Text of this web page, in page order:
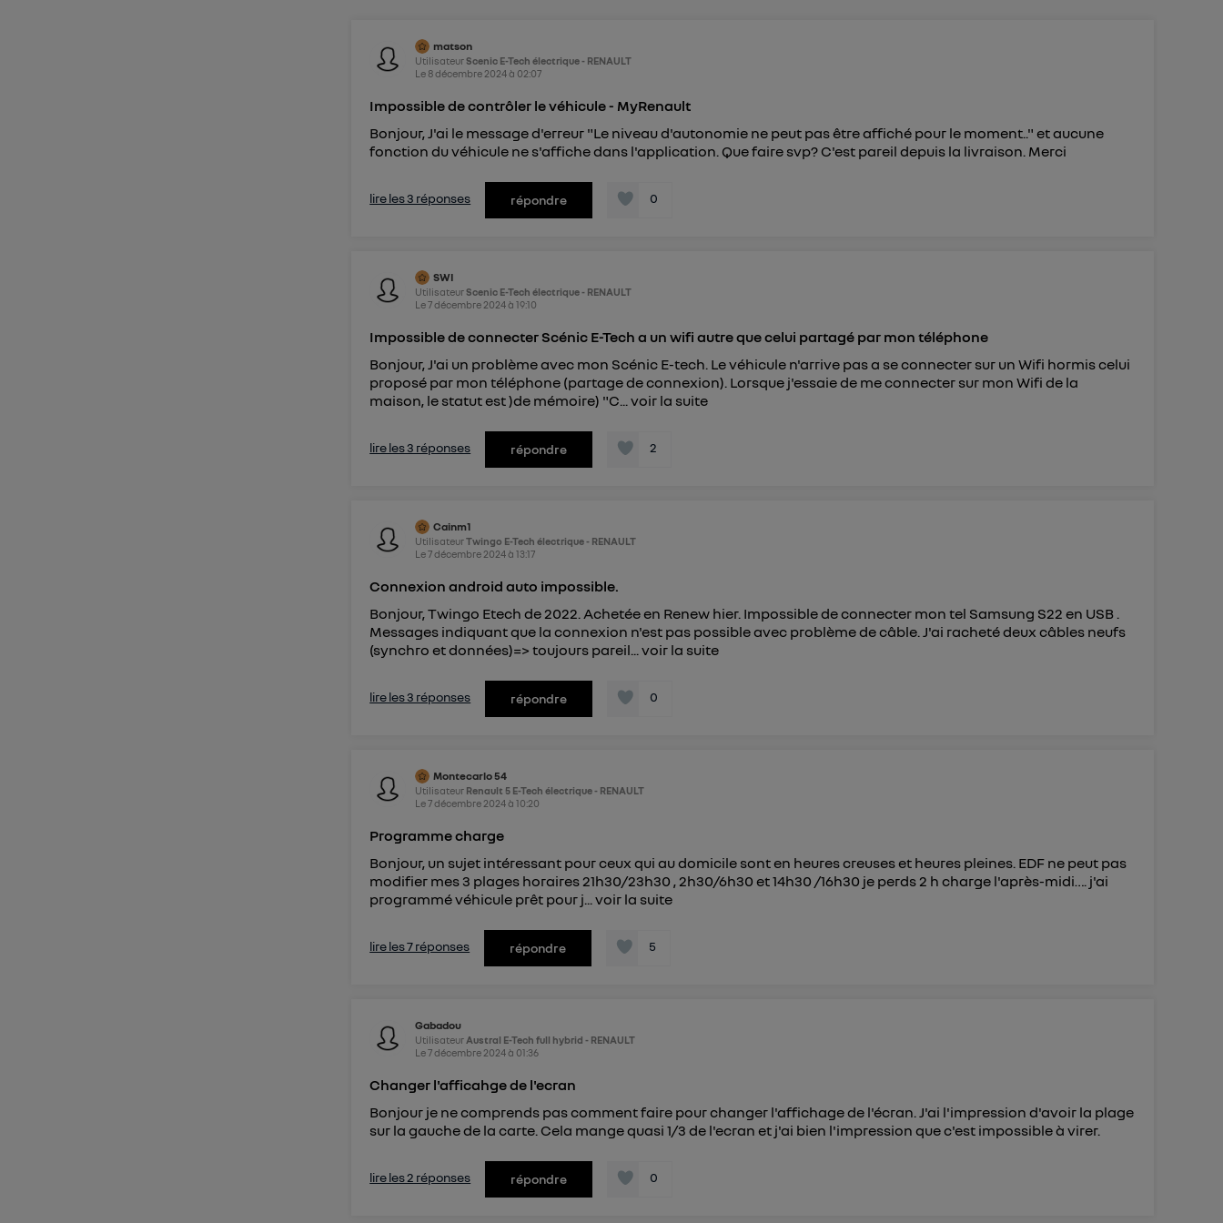
matson
UtilisateurScenic E-Tech électrique - RENAULT
Le 8 décembre 2024à 02:07
Impossible de contrôler le véhicule - MyRenault
Bonjour, J'ai le message d'erreur "Le niveau d'autonomie ne peut pas être affiché pour le moment.." et aucune
fonction du véhicule ne s'affiche dans l'application. Que faire svp? C'est pareil depuis la livraison. Merci
lire les 3 réponses répondre 0
SWI
UtilisateurScenic E-Tech électrique - RENAULT
Le7 décembre 2024à19:10
Impossible de connecter Scénic E-Tech a un wifi autre que celui partagé par mon téléphone
Bonjour, J'ai un problème avec mon Scénic E-tech. Le véhicule n'arrive pas a se connecter sur un Wifi hormis celui
proposé par mon téléphone (partage de connexion). Lorsque j'essaie de me connecter sur mon Wifi de la
maison, le statut est )de mémoire) "C...voir la suite
lire les 3 réponses répondre 2
Cainm1
UtilisateurTwingo E-Tech électrique - RENAULT
Le7 décembre 2024à13:17
Connexion android auto impossible.
Bonjour, Twingo Etech de 2022. Achetée en Renew hier. Impossible de connecter mon tel Samsung S22 en USB .
Messages indiquant que la connexion n'est pas possible avec problème de câble. J'ai racheté deux câbles neufs
(synchro et données)=> toujours pareil...voir la suite
lire les 3 réponses répondre 0
Montecarlo 54
Utilisateur Renault 5 E-Tech électrique - RENAULT
Le7 décembre 2024à10:20
Programme charge
Bonjour, un sujet intéressant pour ceux qui au domicile sont en heures creuses et heures pleines. EDF ne peut pas
modifier mes 3 plages horaires 21h30/23h30 , 2h30/6h30 et 14h30 /16h30 je perds 2 h charge l'après-midi…. j'ai
programmé véhicule prêt pour j...voir la suite
lire les 7 réponses répondre 5
Gabadou
Utilisateur Austral E-Tech full hybrid - RENAULT
Le7 décembre 2024à 01:36
Changer l'afficahge de l'ecran
Bonjour je ne comprends pas comment faire pour changer l'affichage de l'écran. J'ai l'impression d'avoir la plage
sur la gauche de la carte. Cela mange quasi 1/3 de l'ecran et j'ai bien l'impression que c'est impossible à virer.
lire les 2 réponses répondre 0
d'informations, veuillez consulter